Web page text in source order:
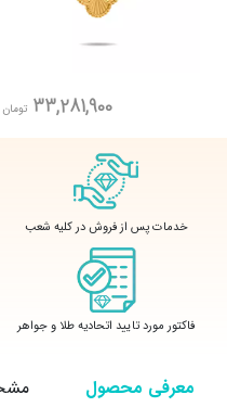
33,281,900 تومان
خدمات پس از فروش در کلیه شعب
فاکتور مورد تایید اتحادیه طلا و جواهر
معرفی محصول